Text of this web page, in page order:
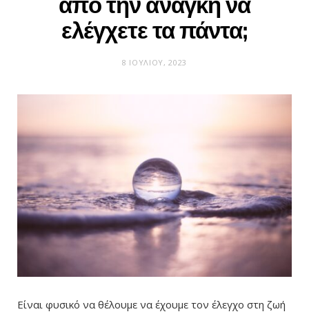
ελέγχετε τα πάντα;
8 ΙΟΥΛΊΟΥ, 2023
Είναι φυσικό να θέλουμε να έχουμε τον έλεγχο στη ζωή